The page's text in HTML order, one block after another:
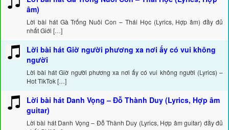
âm)
Lời bài hát Gà Trống Nuôi Con – Thái Học (Lyrics, Hợp âm) đầy đủ
nhất Giới […]
Lời bài hát Giờ người phương xa nơi ấy có vui không
người
Lời bài hát Giờ người phương xa nơi ấy có vui không người (Lyrics) –
Hot TikTok […]
Lời bài hát Danh Vọng – Đỗ Thành Duy (Lyrics, Hợp âm
guitar)
Lời bài hát Danh Vọng – Đỗ Thành Duy (Lyrics, Hợp âm guitar) đầy đủ